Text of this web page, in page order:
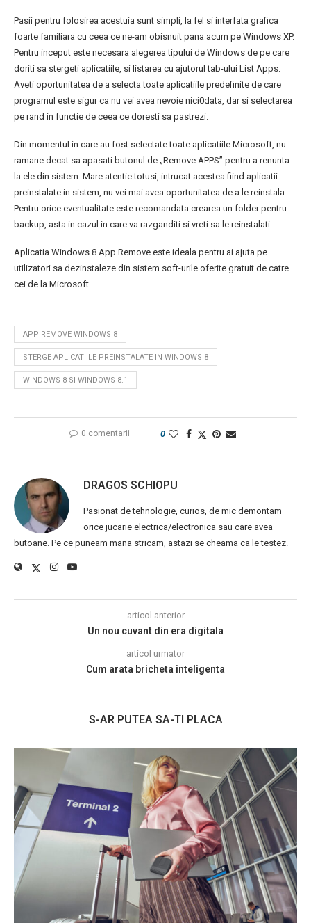
Pasii pentru folosirea acestuia sunt simpli, la fel si interfata grafica
foarte familiara cu ceea ce ne-am obisnuit pana acum pe Windows XP.
Pentru inceput este necesara alegerea tipului de Windows de pe care
doriti sa stergeti aplicatiile, si listarea cu ajutorul tab-ului List Apps.
Aveti oportunitatea de a selecta toate aplicatiile predefinite de care
programul este sigur ca nu vei avea nevoie nici0data, dar si selectarea
pe rand in functie de ceea ce doresti sa pastrezi.
Din momentul in care au fost selectate toate aplicatiile Microsoft, nu
ramane decat sa apasati butonul de „Remove APPS” pentru a renunta
la ele din sistem. Mare atentie totusi, intrucat acestea fiind aplicatii
preinstalate in sistem, nu vei mai avea oportunitatea de a le reinstala.
Pentru orice eventualitate este recomandata crearea un folder pentru
backup, asta in cazul in care va razganditi si vreti sa le reinstalati.
Aplicatia Windows 8 App Remove este ideala pentru ai ajuta pe
utilizatori sa dezinstaleze din sistem soft-urile oferite gratuit de catre
cei de la Microsoft.
APP REMOVE WINDOWS 8
STERGE APLICATIILE PREINSTALATE IN WINDOWS 8
WINDOWS 8 SI WINDOWS 8.1
0 comentarii 0
DRAGOS SCHIOPU
Pasionat de tehnologie, curios, de mic demontam
orice jucarie electrica/electronica sau care avea
butoane. Pe ce puneam mana stricam, astazi se cheama ca le testez.
articol anterior
Un nou cuvant din era digitala
articol urmator
Cum arata bricheta inteligenta
S-AR PUTEA SA-TI PLACA